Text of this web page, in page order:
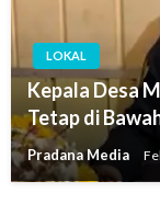
LOKAL
Kepala Desa
Tetap di
Pradana Media